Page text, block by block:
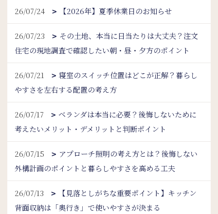
26/07/24 【2026年】夏季休業日のお知らせ
26/07/23
その土地、本当に日当たりは大丈夫？注文
住宅の現地調査で確認したい朝・昼・夕方のポイント
26/07/21
寝室のスイッチ位置はどこが正解？暮らし
やすさを左右する配置の考え方
26/07/17
ベランダは本当に必要？後悔しないために
考えたいメリット・デメリットと判断ポイント
26/07/15
アプローチ照明の考え方とは？後悔しない
外構計画のポイントと暮らしやすさを高める工夫
26/07/13
【見落としがちな重要ポイント】キッチン
背面収納は「奥行き」で使いやすさが決まる